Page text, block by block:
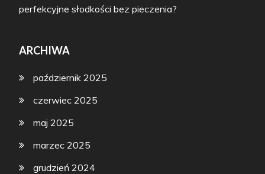
perfekcyjne słodkości bez pieczenia?
ARCHIWA
październik 2025
czerwiec 2025
maj 2025
marzec 2025
grudzień 2024